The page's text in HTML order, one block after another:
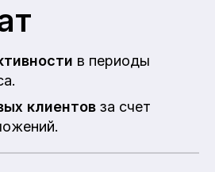
в периоды
клиентов за счет